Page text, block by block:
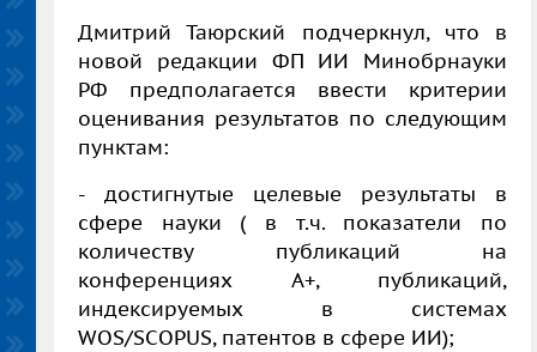
Дмитрий Таюрский подчеркнул, что в
новой редакции ФП ИИ Минобрнауки
РФ предполагается ввести критерии
оценивания результатов по следующим
пунктам:
- достигнутые целевые результаты в
сфере науки ( в т.ч. показатели по
количеству публикаций на
конференциях А+, публикаций,
индексируемых в системах
WOS/SCOPUS, патентов в сфере ИИ);